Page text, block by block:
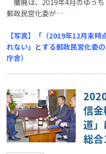
撤廃は、2019年4月のゆう
郵政民営化委が…
【写真】「（2019年12月末
れない」とする郵政民営化委
庁舎）
信
道」
総